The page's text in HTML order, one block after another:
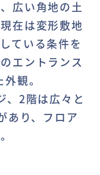
広い角地の土
在は変形敷地
ている条件を
エントランス
観。
、2階は広々と
あり、フロア